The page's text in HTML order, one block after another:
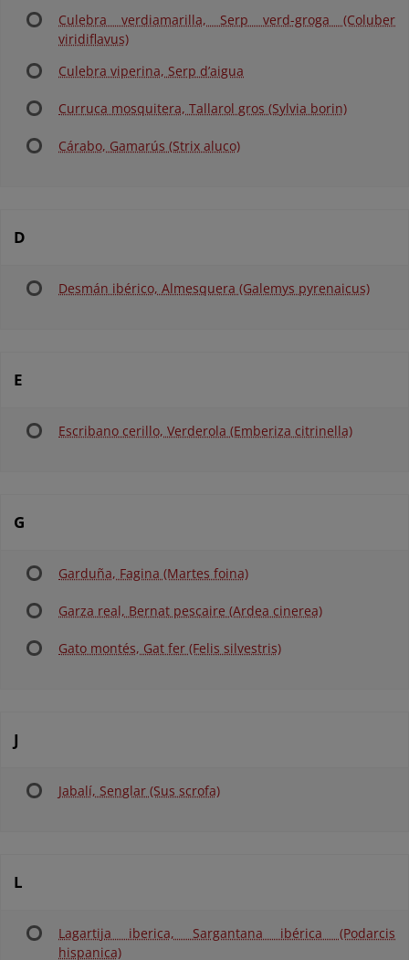
Culebra verdiamarilla, Serp verd-groga (Coluber
viridiflavus)
Culebra viperina, Serp d’aigua
Curruca mosquitera, Tallarol gros (Sylvia borin)
Cárabo, Gamarús (Strix aluco)
D
Desmán ibérico, Almesquera (Galemys pyrenaicus)
E
Escribano cerillo, Verderola (Emberiza citrinella)
G
Garduña, Fagina (Martes foina)
Garza real, Bernat pescaire (Ardea cinerea)
Gato montés, Gat fer (Felis silvestris)
J
Jabalí, Senglar (Sus scrofa)
L
Lagartija iberica, Sargantana ibérica (Podarcis
hispanica)